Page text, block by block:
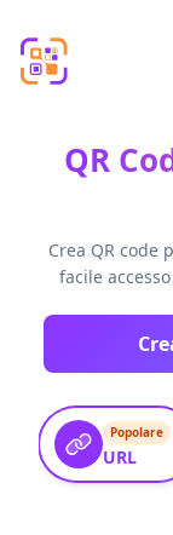
QR
Crea QR code
facile
Popolare
URL